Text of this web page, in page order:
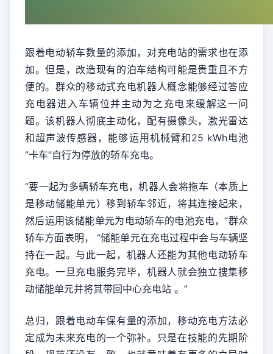
跟着电动轿车数量的添加，对充电站的需求也在添
加。但是，改造现有的泊车结构可能是贵重且不方
便的。群众的移动式充电机器人概念能够经过答应
充电器进入车辆位并主动为之充电来缓解这一问
题。该机器人彻底主动化，配有摄像头，激光雷达
和超声波传感器，能够运用机械臂和25 kWh电池
“卡车”自行为停放的轿车充电。
“要一起为多辆轿车充电，机器人会将拖车（本质上
是移动储能单元）移到轿车邻近，将其连接起来，
然后运用该储能单元为电动轿车的电池充电，”群众
轿车方面表明， “储能单元在充电过程中会与车辆坚
持在一起。与此一起，机器人还能为其他电动轿车
充电。一旦充电服务完毕，机器人就会独立搜集移
动储能单元并将其带回中心充电站 。”
总归，跟着电动车保有量的添加，移动充电方法必
定成为未来充电的一个弥补。只是在技能的先期阶